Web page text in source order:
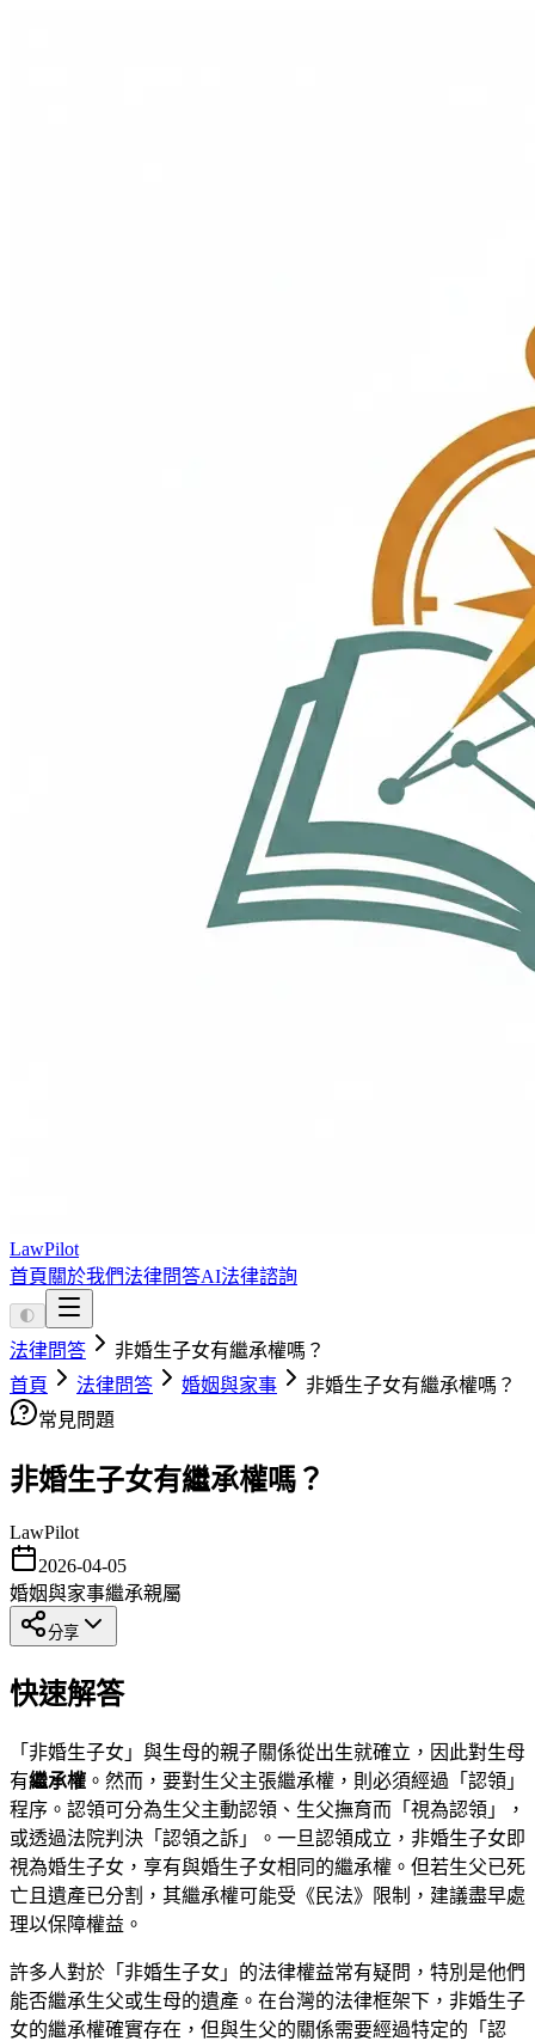
LawPilot
首頁 關於我們法律問答AI法律諮詢
🌓
法律問答
非婚生子女有繼承權嗎？
首頁
法律問答 婚姻與家事
非婚生子女有繼承權嗎？
常見問題
非婚生子女有繼承權嗎？
LawPilot
2026-04-05
婚姻與家事繼承親屬
分享
快速解答
「非婚生子女」與生母的親子關係從出生就確立，因此對生母
有繼承權 。然而，要對生父主張繼承權，則必須經過「認領」
程序。認領可分為生父主動認領、生父撫育而「視為認領」，
或透過法院判決「認領之訴」。一旦認領成立，非婚生子女即
視為婚生子女，享有與婚生子女相同的繼承權。但若生父已死
亡且遺產已分割，其繼承權可能受《民法》限制，建議盡早處
理以保障權益。
許多人對於「非婚生子女」的法律權益常有疑問，特別是他們
能否繼承生父或生母的遺產。在台灣的法律框架下，非婚生子
女的繼承權確實存在，但與生父的關係需要經過特定的「認